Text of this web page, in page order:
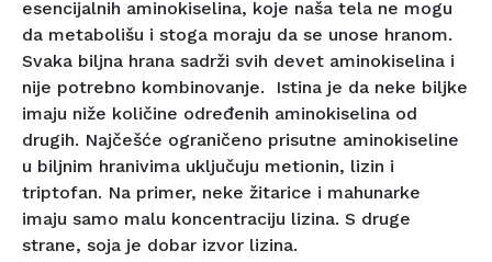
esencijalnih aminokiselina, koje naša tela ne mogu
da metabolišu i stoga moraju da se unose hranom.
Svaka biljna hrana sadrži svih devet aminokiselina i
nije potrebno kombinovanje. Istina je da neke biljke
imaju niže količine određenih aminokiselina od
drugih. Najčešće ograničeno prisutne aminokiseline
u biljnim hranivima uključuju metionin, lizin i
triptofan. Na primer, neke žitarice i mahunarke
imaju samo malu koncentraciju lizina. S druge
strane, soja je dobar izvor lizina.